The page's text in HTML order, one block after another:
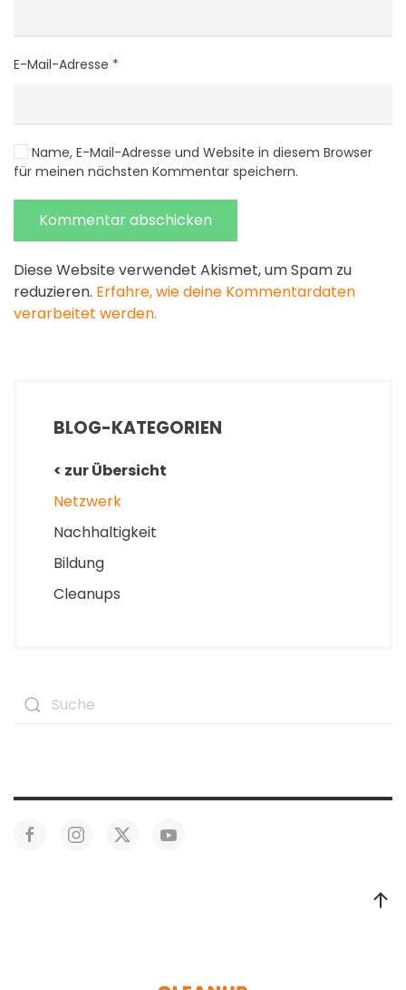
E-Mail-Adresse *
Name, E-Mail-Adresse und Website in diesem Browser
für meinen nächsten Kommentar speichern.
Kommentar abschicken
Diese Website verwendet Akismet, um Spam zu
reduzieren. Erfahre, wie deine Kommentardaten
verarbeitet werden.
BLOG-KATEGORIEN
< zur Übersicht
Netzwerk
Nachhaltigkeit
Bildung
Cleanups